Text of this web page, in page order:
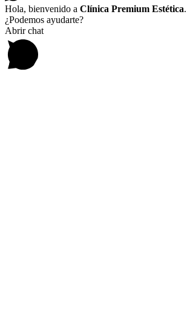
Hola, bienvenido a Clínica Premium Estética.
¿Podemos ayudarte?
Abrir chat